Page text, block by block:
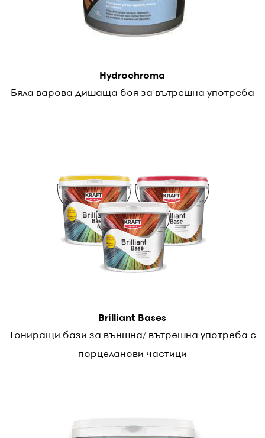
Hydrochroma
Бяла варова дишаща боя за вътрешна употреба
Brilliant Bases
Тониращи бази за външна/ вътрешна употреба с
порцеланови частици